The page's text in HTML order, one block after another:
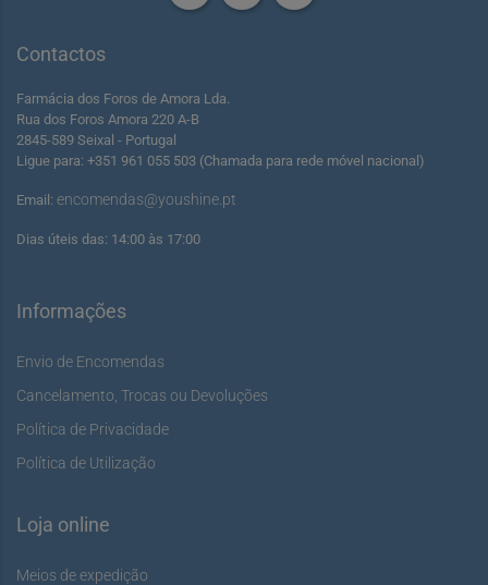
Contactos
Farmácia dos Foros de Amora Lda.
Rua dos Foros Amora 220 A-B
2845-589 Seixal - Portugal
Ligue para: +351 961 055 503 (Chamada para rede móvel nacional)
Email: encomendas@youshine.pt
Dias úteis das: 14:00 às 17:00
Informações
Envio de Encomendas
Cancelamento, Trocas ou Devoluções
Política de Privacidade
Política de Utilização
Loja online
Meios de expedição